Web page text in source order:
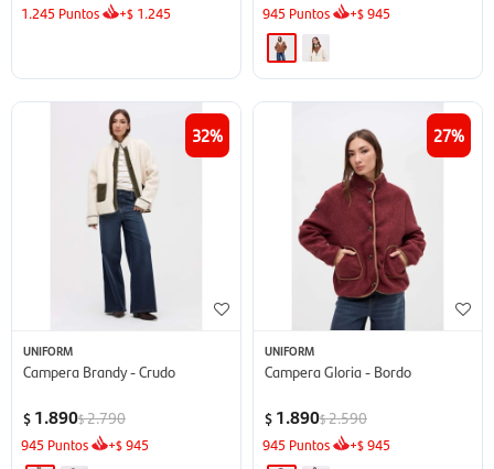
1.245 Puntos +$ 1.245 945 Puntos +$945
32
UNIFORM
Campera Brandy - Crudo
$ 1.890$2.790
945 Puntos +$945
27
UNIFORM
Campera Gloria - Bordo
$ 1.890$2.590
945 Puntos +$945